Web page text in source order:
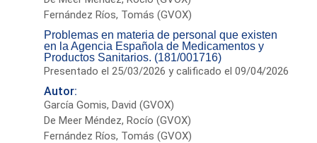
Fernández Ríos, Tomás (GVOX)
Problemas en materia de personal que existen
en la Agencia Española de Medicamentos y
Productos Sanitarios. (181/001716)
Presentado el 25/03/2026 y calificado el 09/04/2026
Autor:
García Gomis, David (GVOX)
De Meer Méndez, Rocío (GVOX)
Fernández Ríos, Tomás (GVOX)